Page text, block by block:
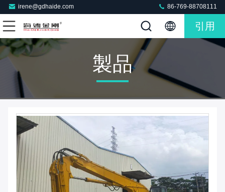
irene@gdhaide.com 86-769-88708111
引用
製品